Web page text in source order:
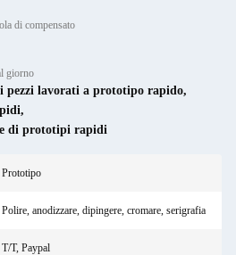
di compensato
giorno
pezzi lavorati a prototipo rapido,
,
di prototipi rapidi
Prototipo
Polire, anodizzare, dipingere, cromare, serigrafia
T/T, Paypal